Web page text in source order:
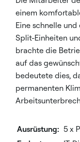
einem
Eine schnelle
Split-Einheiten
brachte die
auf das
bedeutete dies,
permanenten
Ausrüstung: 5 x